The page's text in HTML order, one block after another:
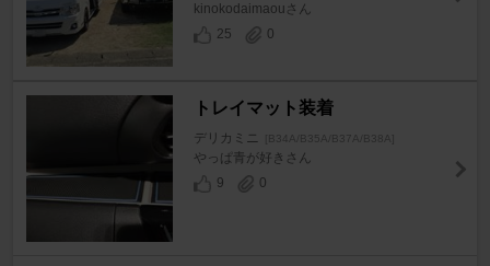
kinokodaimaouさん
25
0
トレイマット装着
デリカミニ [B34A/B35A/B37A/B38A]
やっぱ青が好きさん
9
0